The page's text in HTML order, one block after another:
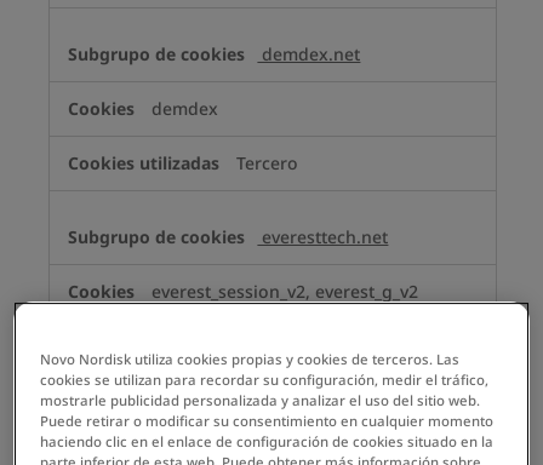
demdex.net
demdex
Tercero
everesttech.net
everest_session_v2, everest_g_v2
Analíticas
Novo Nordisk utiliza cookies propias y cookies de terceros. Las
cookies se utilizan para recordar su configuración, medir el tráfico,
mostrarle publicidad personalizada y analizar el uso del sitio web.
Puede retirar o modificar su consentimiento en cualquier momento
haciendo clic en el enlace de configuración de cookies situado en la